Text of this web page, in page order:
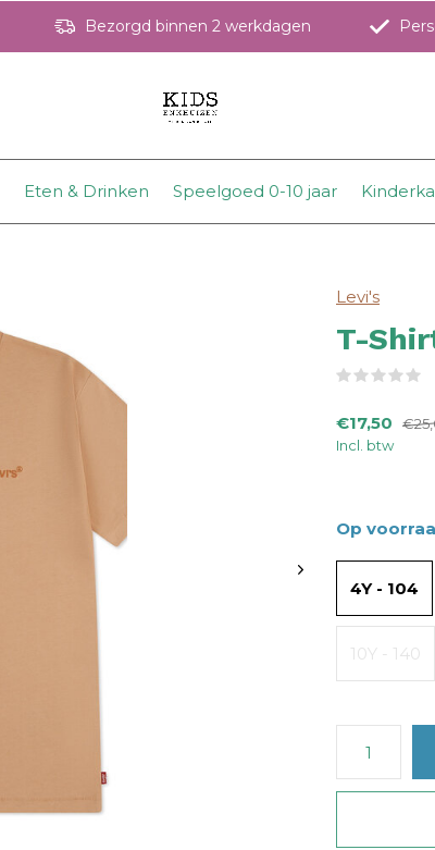
Eten & Drinken Speelgoed 0-10 jaar
Bezorgd binnen 2 werkdagen
Levi's
T-
€17,50
Incl. btw
Op
4Y - 104
10Y - 140